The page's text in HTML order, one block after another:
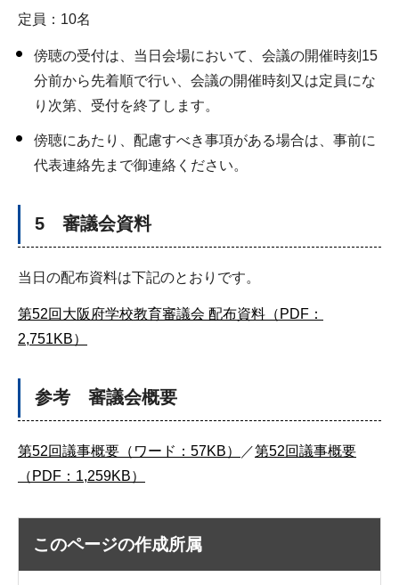
定員：10名
傍聴の受付は、当日会場において、会議の開催時刻15
分前から先着順で行い、会議の開催時刻又は定員にな
り次第、受付を終了します。
傍聴にあたり、配慮すべき事項がある場合は、事前に
代表連絡先まで御連絡ください。
5 審議会資料
当日の配布資料は下記のとおりです。
第52回大阪府学校教育審議会 配布資料（PDF：
2,751KB）
参考 審議会概要
第52回議事概要（ワード：57KB） ／第52回議事概要
（PDF：1,259KB）
このページの作成所属